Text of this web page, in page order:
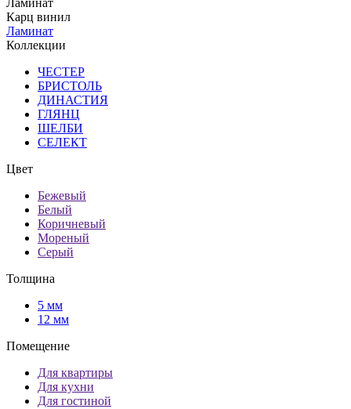
Ламинат
Карц винил
Ламинат
Коллекции
ЧЕСТЕР
БРИСТОЛЬ
ДИНАСТИЯ
ГЛЯНЦ
ШЕЛБИ
СЕЛЕКТ
Цвет
Бежевый
Белый
Коричневый
Мореный
Серый
Толщина
5 мм
12 мм
Помещение
Для квартиры
Для кухни
Для гостиной